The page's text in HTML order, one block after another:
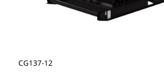
CG137-12